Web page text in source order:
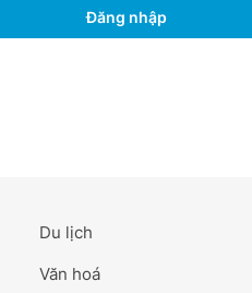
Đăng nhập
Du lịch
Văn hoá